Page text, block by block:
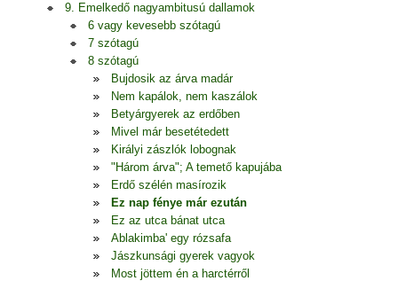
9. Emelkedő nagyambitusú dallamok
6 vagy kevesebb szótagú
7 szótagú
8 szótagú
Bujdosik az árva madár
Nem kapálok, nem kaszálok
Betyárgyerek az erdőben
Mivel már besetétedett
Királyi zászlók lobognak
"Három árva"; A temető kapujába
Erdő szélén masírozik
Ez nap fénye már ezután
Ez az utca bánat utca
Ablakimba' egy rózsafa
Jászkunsági gyerek vagyok
Most jöttem én a harctérről